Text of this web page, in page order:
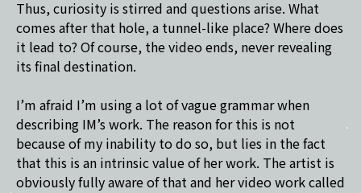
Thus, curiosity is stirred and questions arise. What
comes after that hole, a tunnel-like place? Where does
it lead to? Of course, the video ends, never revealing
its final destination.
I’m afraid I’m using a lot of vague grammar when
describing IM’s work. The reason for this is not
because of my inability to do so, but lies in the fact
that this is an intrinsic value of her work. The artist is
obviously fully aware of that and her video work called